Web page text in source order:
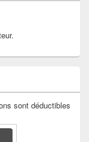
sont déductibles